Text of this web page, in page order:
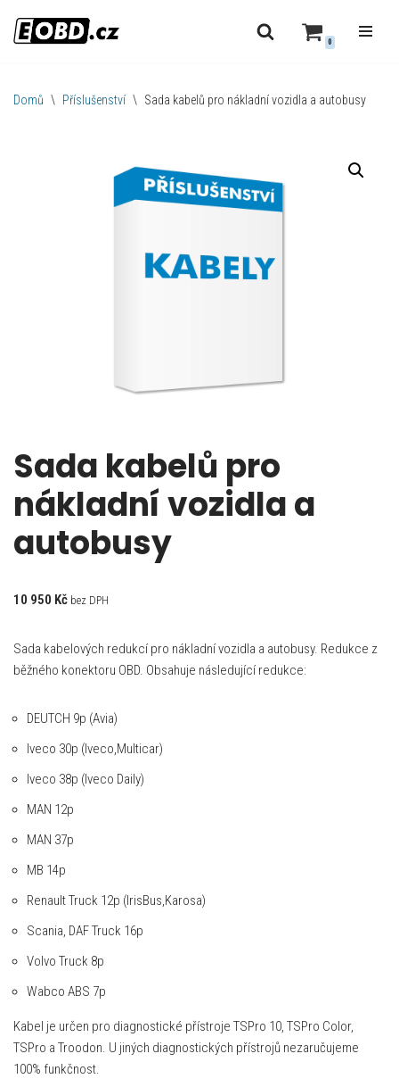
Přeskočit
obsah
0
Domů \ Příslušenství \ Sada kabelů pro nákladní vozidla a autobusy
Sada kabelů pro
nákladní vozidla a
autobusy
10 950 Kč bez DPH
Sada kabelových redukcí pro nákladní vozidla a autobusy. Redukce z
běžného konektoru OBD. Obsahuje následující redukce:
DEUTCH 9p (Avia)
Iveco 30p (Iveco,Multicar)
Iveco 38p (Iveco Daily)
MAN 12p
MAN 37p
MB 14p
Renault Truck 12p (IrisBus,Karosa)
Scania, DAF Truck 16p
Volvo Truck 8p
Wabco ABS 7p
Kabel je určen pro diagnostické přístroje TSPro 10, TSPro Color,
TSPro a Troodon. U jiných diagnostických přístrojů nezaručujeme
100% funkčnost.